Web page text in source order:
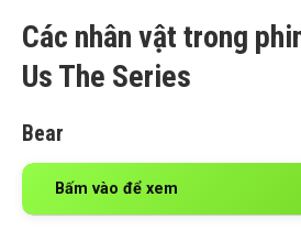
Các nhân vật trong
Us The Series
Bear
Bấm vào để xem